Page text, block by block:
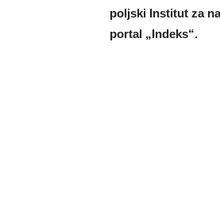
poljski Institut za
portal „Indeks“.